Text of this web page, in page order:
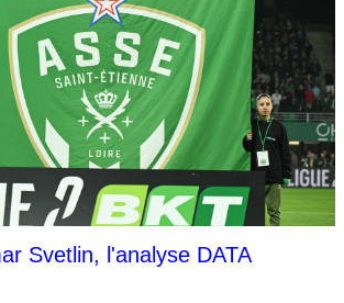
Svetlin, l'analyse DATA